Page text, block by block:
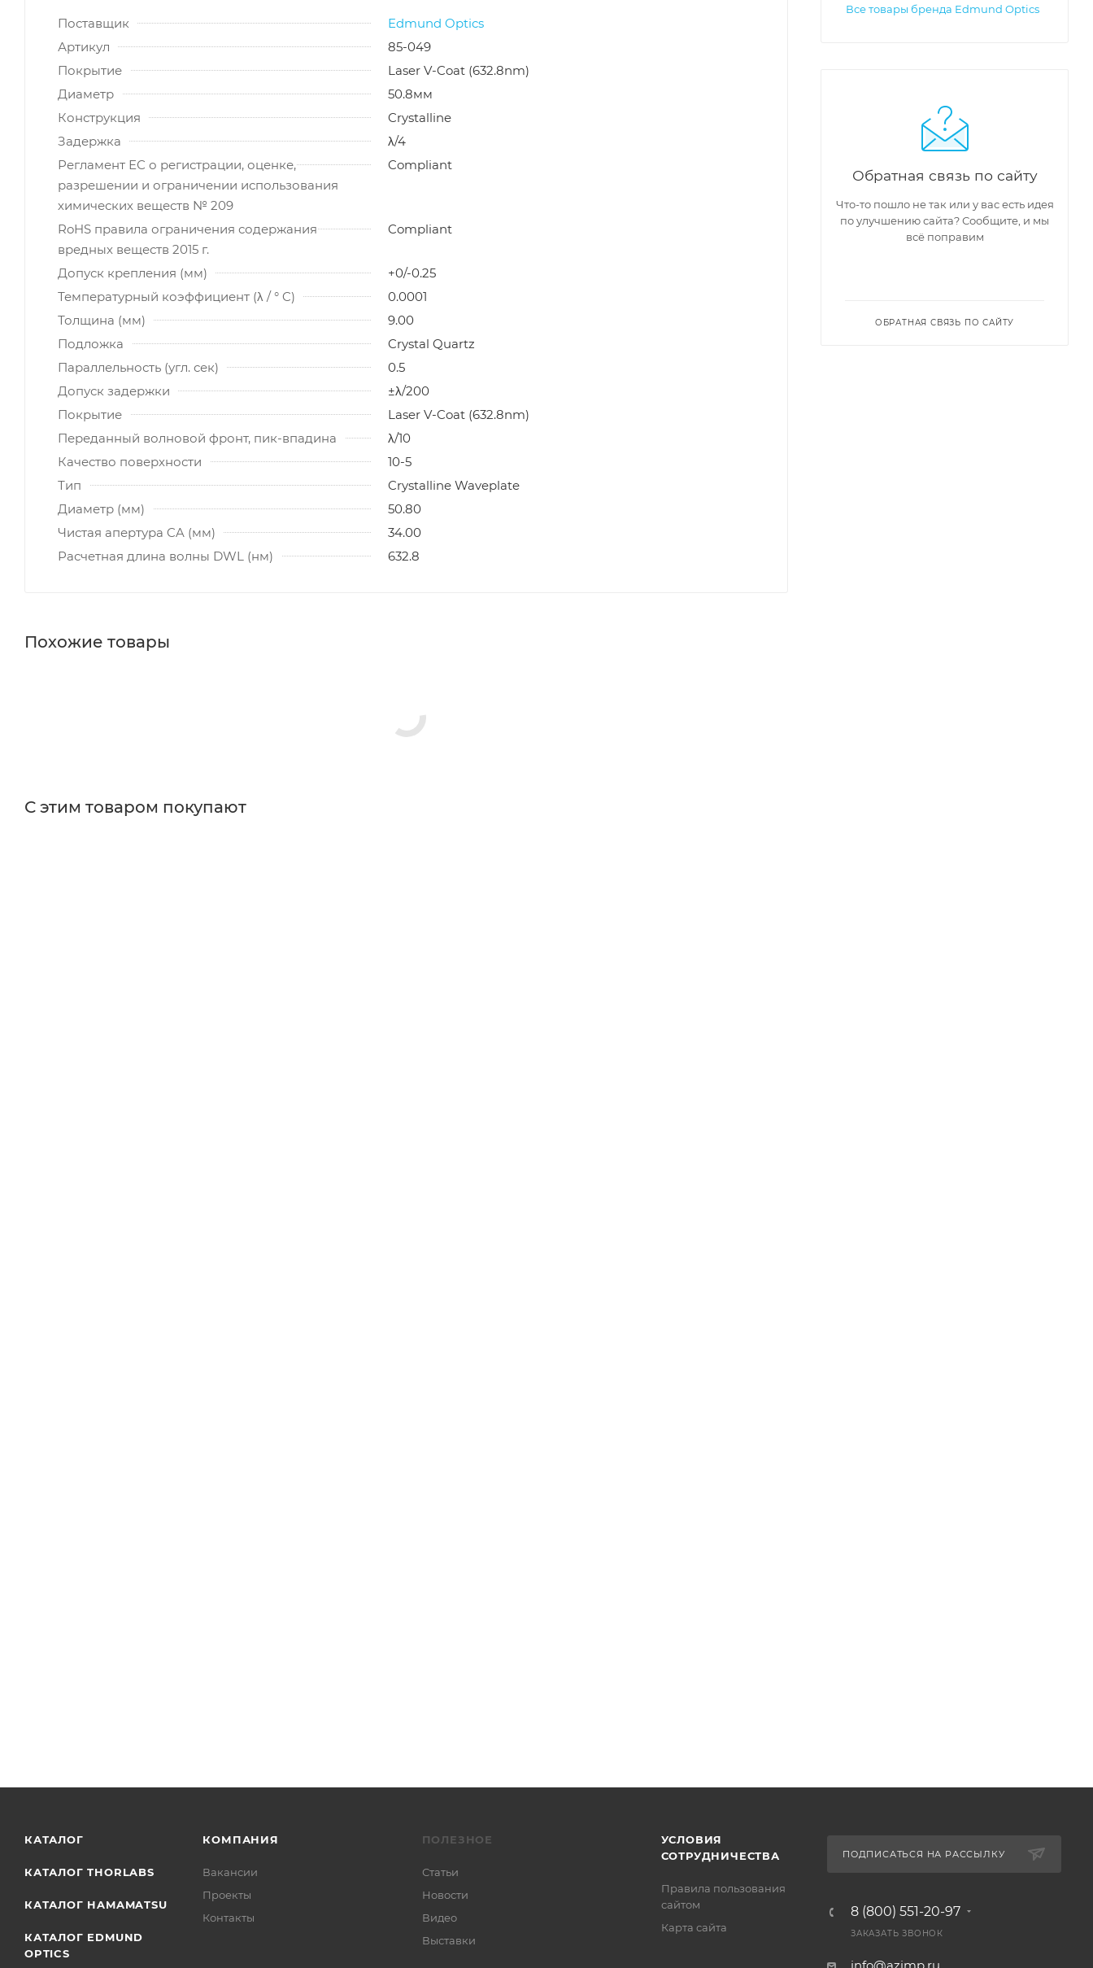
Поставщик
Edmund Optics
Артикул
85-049
Покрытие
Laser V-Coat (632.8nm)
Диаметр
50.8мм
Конструкция
Crystalline
Задержка
λ/4
Регламент ЕС о регистрации, оценке,
разрешении и ограничении использования
химических веществ № 209
Compliant
RoHS правила ограничения содержания
вредных веществ 2015 г.
Compliant
Допуск крепления (мм)
+0/-0.25
Температурный коэффициент (λ / ° C)
0.0001
Толщина (мм)
9.00
Подложка
Crystal Quartz
Параллельность (угл. сек)
0.5
Допуск задержки
±λ/200
Покрытие
Laser V-Coat (632.8nm)
Переданный волновой фронт, пик-впадина
λ/10
Качество поверхности
10-5
Тип
Crystalline Waveplate
Диаметр (мм)
50.80
Чистая апертура CA (мм)
34.00
Расчетная длина волны DWL (нм)
632.8
Похожие товары
С этим товаром покупают
Все товары бренда Edmund Optics
Обратная связь по сайту
Что-то пошло не так или у вас есть идея
по улучшению сайта? Сообщите, и мы
всё поправим
ОБРАТНАЯ СВЯЗЬ ПО САЙТУ
КАТАЛОГ
КАТАЛОГ THORLABS
КАТАЛОГ HAMAMATSU
КАТАЛОГ EDMUND
OPTICS
КОМПАНИЯ
Вакансии
Проекты
Контакты
ПОЛЕЗНОЕ
Статьи
Новости
Видео
Выставки
УСЛОВИЯ
СОТРУДНИЧЕСТВА
Правила пользования
сайтом
Карта сайта
ПОДПИСАТЬСЯ НА РАССЫЛКУ
8 (800) 551-20-97
ЗАКАЗАТЬ ЗВОНОК